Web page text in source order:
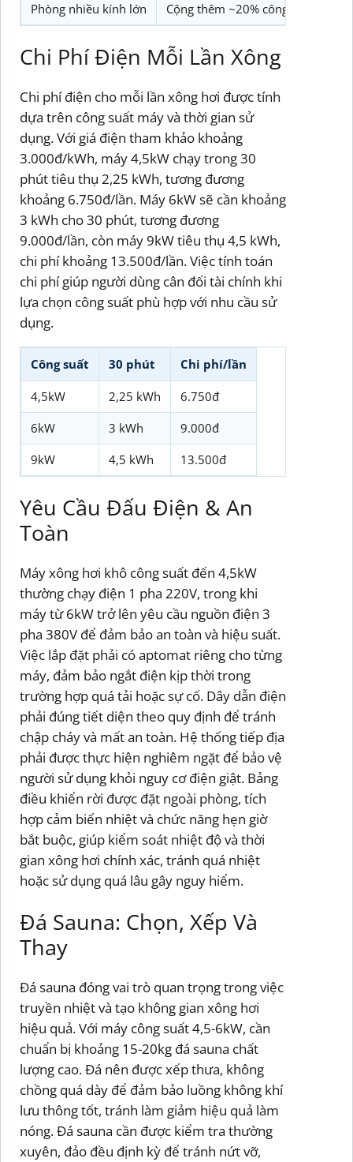
Phòng nhiều kính lớn Cộng thêm ~20% công suất
Chi Phí Điện Mỗi Lần Xông
Chi phí điện cho mỗi lần xông hơi được tính
dựa trên công suất máy và thời gian sử
dụng. Với giá điện tham khảo khoảng
3.000đ/kWh, máy 4,5kW chạy trong 30
phút tiêu thụ 2,25 kWh, tương đương
khoảng 6.750đ/lần. Máy 6kW sẽ cần khoảng
3 kWh cho 30 phút, tương đương
9.000đ/lần, còn máy 9kW tiêu thụ 4,5 kWh,
chi phí khoảng 13.500đ/lần. Việc tính toán
chi phí giúp người dùng cân đối tài chính khi
lựa chọn công suất phù hợp với nhu cầu sử
dụng.
Công suất 30 phút Chi phí/lần
4,5kW 2,25 kWh 6.750đ
6kW 3 kWh 9.000đ
9kW 4,5 kWh 13.500đ
Yêu Cầu Đấu Điện & An
Toàn
Máy xông hơi khô công suất đến 4,5kW
thường chạy điện 1 pha 220V, trong khi
máy từ 6kW trở lên yêu cầu nguồn điện 3
pha 380V để đảm bảo an toàn và hiệu suất.
Việc lắp đặt phải có aptomat riêng cho từng
máy, đảm bảo ngắt điện kịp thời trong
trường hợp quá tải hoặc sự cố. Dây dẫn điện
phải đúng tiết diện theo quy định để tránh
chập cháy và mất an toàn. Hệ thống tiếp địa
phải được thực hiện nghiêm ngặt để bảo vệ
người sử dụng khỏi nguy cơ điện giật. Bảng
điều khiển rời được đặt ngoài phòng, tích
hợp cảm biến nhiệt và chức năng hẹn giờ
bắt buộc, giúp kiểm soát nhiệt độ và thời
gian xông hơi chính xác, tránh quá nhiệt
hoặc sử dụng quá lâu gây nguy hiểm.
Đá Sauna: Chọn, Xếp Và
Thay
Đá sauna đóng vai trò quan trọng trong việc
truyền nhiệt và tạo không gian xông hơi
hiệu quả. Với máy công suất 4,5-6kW, cần
chuẩn bị khoảng 15-20kg đá sauna chất
lượng cao. Đá nên được xếp thưa, không
chồng quá dày để đảm bảo luồng không khí
lưu thông tốt, tránh làm giảm hiệu quả làm
nóng. Đá sauna cần được kiểm tra thường
xuyên, đảo đều định kỳ để tránh nứt vỡ,